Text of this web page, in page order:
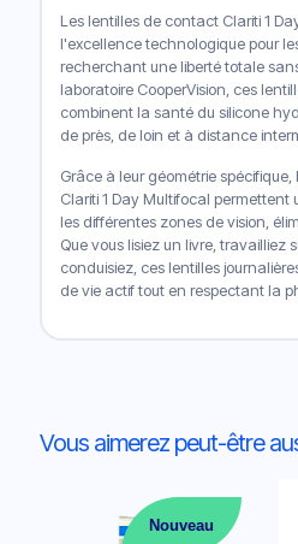
Les lentilles de contact Clariti 1
l'excellence technologique pour
recherchant une liberté totale
laboratoire CooperVision, ces
combinent la santé du silicone
de près, de loin et à distance
Grâce à leur géométrie
Clariti 1 Day Multifocal
les différentes zones de vision,
Que vous lisiez un livre, travailliez
conduisiez, ces lentilles
de vie actif tout en respectant la
Vous aimerez peut-être
Nouveau